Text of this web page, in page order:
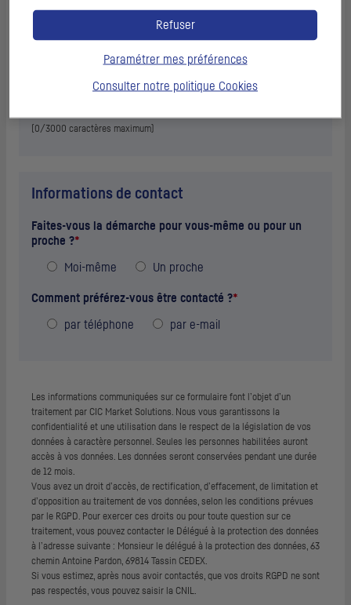
0/3000 caractères maximum)
Informations de contact
Faites-vous la démarche pour vous-même ou pour un
proche ?*
Moi-même Un proche
Comment préférez-vous être contacté ?*
par téléphone par e-mail
Les informations communiquées sur ce formulaire font l’objet d’un
traitement par CIC Market Solutions. Nous vous garantissons la
confidentialité et une utilisation dans le respect de la législation de vos
données à caractère personnel. Seules les personnes habilitées auront
accès à vos données. Les données seront conservées pendant une durée
de 12 mois.
Vous avez un droit d’accès, de rectification, d’effacement, de limitation et
d’opposition au traitement de vos données, selon les conditions prévues
par le RGPD. Pour exercer ces droits ou pour toute question sur ce
traitement, vous pouvez contacter le Délégué à la protection des données
à l’adresse suivante : Monsieur le délégué à la protection des données, 63
chemin Antoine Pardon, 69814 Tassin CEDEX.
Si vous estimez, après nous avoir contactés, que vos droits RGPD ne sont
pas respectés, vous pouvez saisir la CNIL.
Refuser
Paramétrer mes préférences
Consulter notre politique Cookies